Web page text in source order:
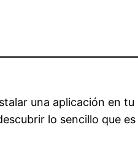
una aplicación en
lo sencillo que